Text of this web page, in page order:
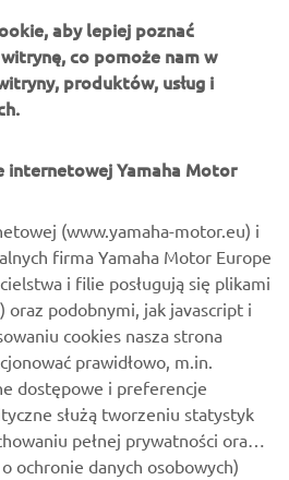
aby lepiej poznać
co pomoże nam w
produktów, usług i
internetowej Yamaha Motor
(www.yamaha-motor.eu) i
firma Yamaha Motor Europe
i filie posługują się plikami
oraz podobnymi, jak javascript i
cookies nasza strona
prawidłowo, m.in.
dostępowe i preferencje
służą tworzeniu statystyk
pełnej prywatności oraz
ochronie danych osobowych)